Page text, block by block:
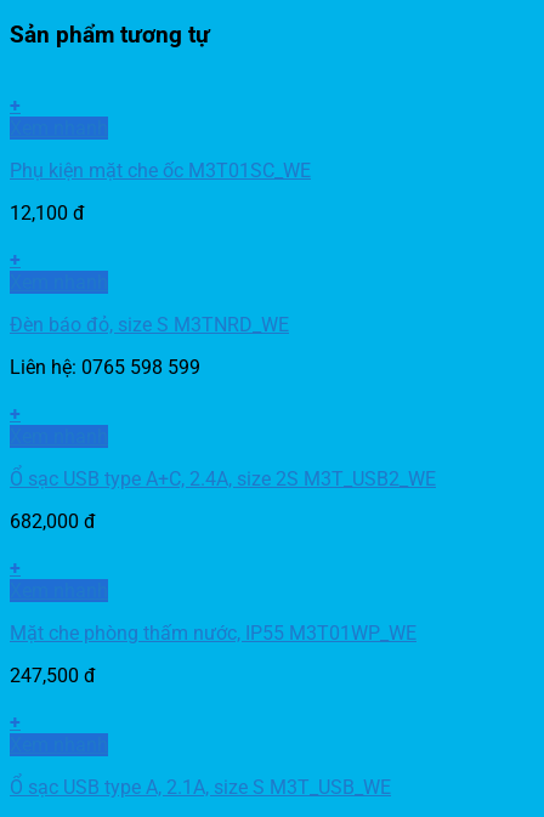
Sản phẩm tương tự
+
Phụ kiện mặt che ốc M3T01SC_WE
12,100 đ
+
Đèn báo đỏ, size S M3TNRD_WE
Liên hệ: 0765 598 599
+
Ổ sạc USB type A+C, 2.4A, size 2S M3T_USB2_WE
682,000 đ
+
Mặt che phòng thấm nước, IP55 M3T01WP_WE
247,500 đ
+
Ổ sạc USB type A, 2.1A, size S M3T_USB_WE